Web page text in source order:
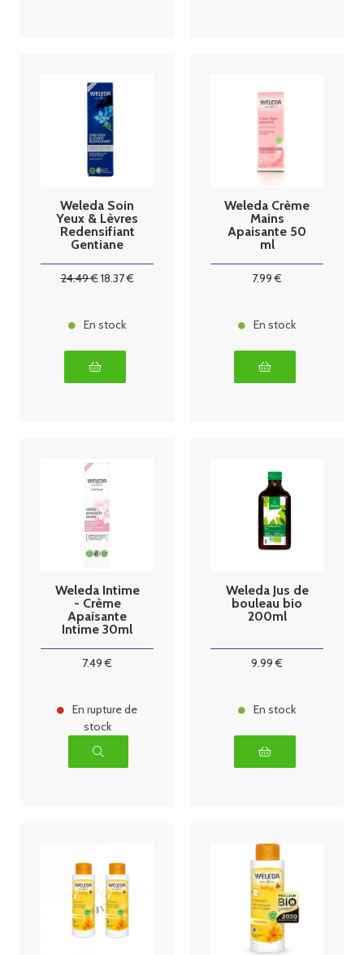
Weleda Soin
Yeux & Lèvres
Redensifiant
Gentiane
ml
24.49€18.37€
En stock
Weleda Crème
Mains
Apaisante 50
ml
7.99 €
En stock
Weleda Intime
- Crème
Apaisante
Intime 30ml
7.49 €
En rupture de
stock
Weleda Jus de
bouleau bio
200ml
9.99 €
En stock